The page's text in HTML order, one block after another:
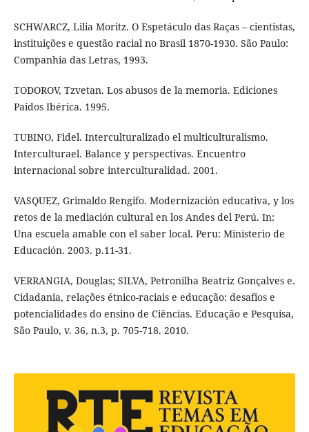
SCHWARCZ, Lilia Moritz. O Espetáculo das Raças – cientistas,
instituições e questão racial no Brasil 1870-1930. São Paulo:
Companhia das Letras, 1993.
TODOROV, Tzvetan. Los abusos de la memoria. Ediciones
Paidos Ibérica. 1995.
TUBINO, Fidel. Interculturalizado el multiculturalismo.
Interculturael. Balance y perspectivas. Encuentro
internacional sobre interculturalidad. 2001.
VASQUEZ, Grimaldo Rengifo. Modernización educativa, y los
retos de la mediación cultural en los Andes del Perú. In:
Una escuela amable con el saber local. Peru: Ministerio de
Educación. 2003. p.11-31.
VERRANGIA, Douglas; SILVA, Petronilha Beatriz Gonçalves e.
Cidadania, relações étnico-raciais e educação: desafios e
potencialidades do ensino de Ciências. Educação e Pesquisa,
São Paulo, v. 36, n.3, p. 705-718. 2010.